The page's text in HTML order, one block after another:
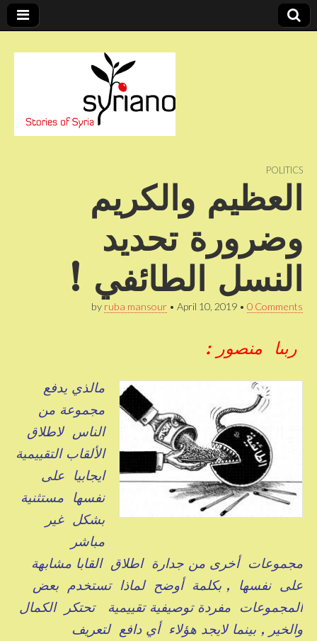
syriano POLITICS
العظيم والكريم
وضرورة تحديد
النسل الطائفي !
by ruba mansour • April 10, 2019 • 0 Comments
ربىا منصور :
مالذي يدفع
مجموعة من
الناس لاطلاق
الألقاب التقييمية
ايجابيا على
نفسها مستثنية
بشكل غير
مباشر
مجموعات أخرى من جدارة اطلاق القابا مشابهة
على نفسها , بكلمة أوضح لماذا تستخدم بعض
المجموعات مفردة توصيفية تقييمية تحتكر الكمال
والخير , بينما لايجد هؤلاء أي دافع لتعريف